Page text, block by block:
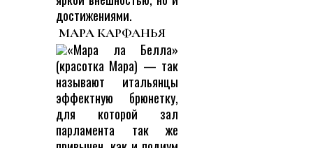
достижениями.
МАРА КАРФАНЬЯ
«Мара ла Белла»
(красотка Мара) — так
называют итальянцы
эффектную брюнетку,
для которой зал
парламента так же